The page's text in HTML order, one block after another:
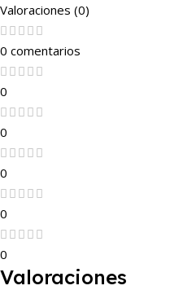
Valoraciones (0)
0 comentarios
0
0
0
0
0
Valoraciones